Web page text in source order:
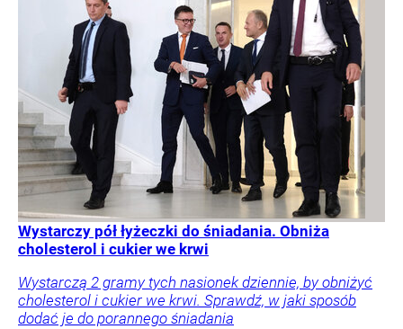
Wystarczy pół łyżeczki do śniadania. Obniża
cholesterol i cukier we krwi
Wystarczą 2 gramy tych nasionek dziennie, by obniżyć
cholesterol i cukier we krwi. Sprawdź, w jaki sposób
dodać je do porannego śniadania